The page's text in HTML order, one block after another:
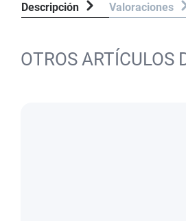
Descripción Valoraciones
OTROS ARTÍCULOS